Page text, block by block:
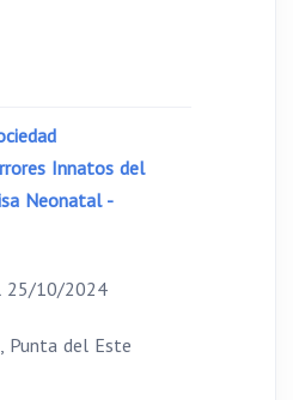
Innatos del
Neonatal -
25/10/2024
Punta del Este